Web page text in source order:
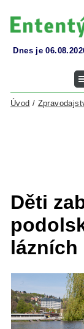
Dnes je
Úvod /
Děti
lázních